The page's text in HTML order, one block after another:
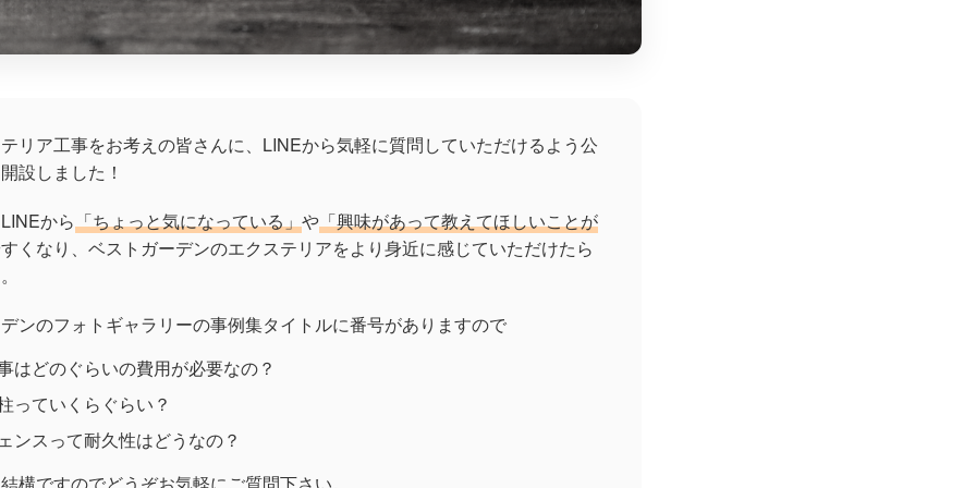
リア工事をお考えの皆さんに、LINEから気軽に質問していただけるよう公
設しました！
から「ちょっと気になっている」や「興味があって教えてほしいことが
くなり、ベストガーデンのエクステリアをより身近に感じていただけたら
ンのフォトギャラリーの事例集タイトルに番号がありますので
はどのぐらいの費用が必要なの？
っていくらぐらい？
ンスって耐久性はどうなの？